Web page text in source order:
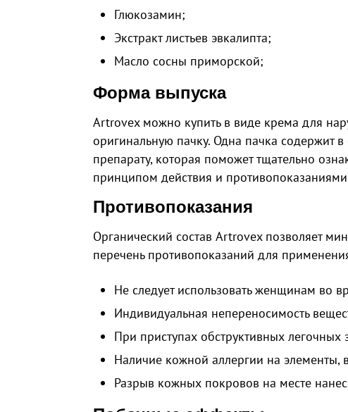
Глюкозамин;
Экстракт листьев эвкалипта;
Масло сосны приморской;
Форма выпуска
Artrovex можно купить в виде крема для
оригинальную пачку. Одна пачка содержит
препарату, которая поможет тщательно
принципом действия и
Противопоказания
Органический состав Artrovex позволяет
перечень противопоказаний для
Не следует использовать женщинам во
Индивидуальная непереносимость
При приступах обструктивных легочных
Наличие кожной аллергии на элементы,
Разрыв кожных покровов на месте